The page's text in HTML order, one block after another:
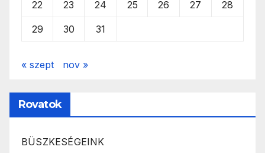
22 23 24 25 26 27 28
29 30 31
« szept nov »
Rovatok
BÜSZKESÉGEINK